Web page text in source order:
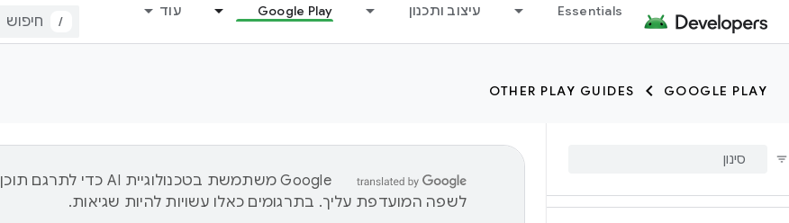
Essentials עיצוב ותכנון Google Play עוד
/
GOOGLE PLAY
OTHER PLAY GUIDES
‫Google משתמשת בטכנולוגיית AI כדי לתרגם תוכן
לשפה המועדפת עליך. בתרגומים כאלו עשויות להיות שגיאות.